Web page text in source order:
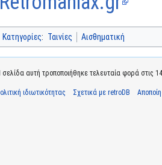
Κατηγορίες: Ταινίες Αισθηματική
σελίδα αυτή τροποποιήθηκε τελευταία φορά στις
ιδιωτικότητας Σχετικά με retroDB